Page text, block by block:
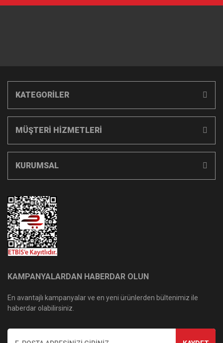
KATEGORİLER
MÜŞTERİ HİZMETLERİ
KURUMSAL
KAMPANYALARDAN HABERDAR OLUN
En avantajlı kampanyalar ve en yeni ürünlerden bültenimiz ile
haberdar olabilirsiniz.